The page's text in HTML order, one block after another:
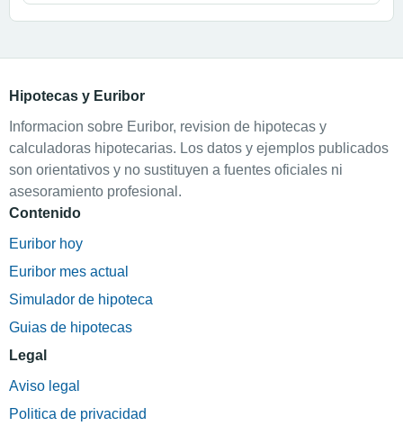
Hipotecas y Euribor
Informacion sobre Euribor, revision de hipotecas y
calculadoras hipotecarias. Los datos y ejemplos publicados
son orientativos y no sustituyen a fuentes oficiales ni
asesoramiento profesional.
Contenido
Euribor hoy
Euribor mes actual
Simulador de hipoteca
Guias de hipotecas
Legal
Aviso legal
Politica de privacidad